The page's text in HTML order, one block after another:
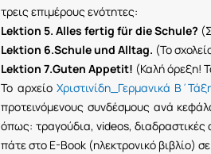
τρεις επιμέρους ενότητες:
Lektion 5. Alles fertig für die Schule?
Lektion 6.Schule und Alltag. (Το
Lektion 7.Guten Appetit! (Καλή όρεξη!
Το αρχείο Χριστινίδη_Γερμανικά
προτεινόμενους συνδέσμους ανά
όπως: τραγούδια, videos, διαδραστικές
πάτε στο Ε-Βook (ηλεκτρονικό βιβλίο)